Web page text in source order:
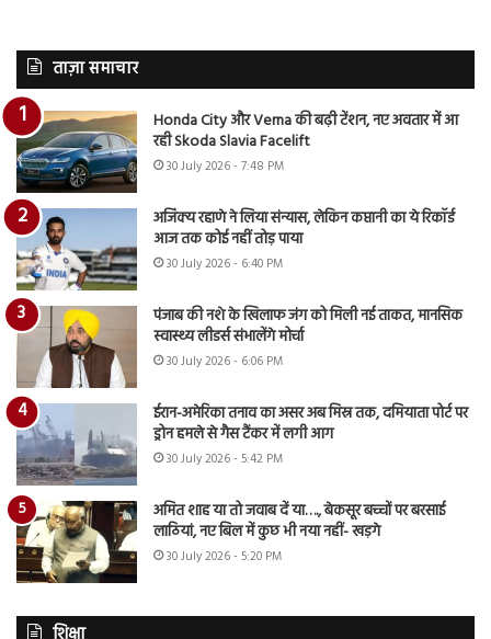
ताज़ा समाचार
Honda City और Verna की बढ़ी टेंशन, नए अवतार में आ
रही Skoda Slavia Facelift
30 July 2026 - 7:48 PM
अजिंक्य रहाणे ने लिया संन्यास, लेकिन कप्तानी का ये रिकॉर्ड
आज तक कोई नहीं तोड़ पाया
30 July 2026 - 6:40 PM
पंजाब की नशे के खिलाफ जंग को मिली नई ताकत, मानसिक
स्वास्थ्य लीडर्स संभालेंगे मोर्चा
30 July 2026 - 6:06 PM
ईरान-अमेरिका तनाव का असर अब मिस्र तक, दमियाता पोर्ट पर
ड्रोन हमले से गैस टैंकर में लगी आग
30 July 2026 - 5:42 PM
अमित शाह या तो जवाब दें या…., बेकसूर बच्चों पर बरसाई
लाठियां, नए बिल में कुछ भी नया नहीं- खड़गे
30 July 2026 - 5:20 PM